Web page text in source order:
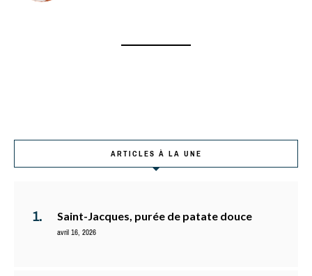
ARTICLES À LA UNE
Saint-Jacques, purée de patate douce
avril 16, 2026